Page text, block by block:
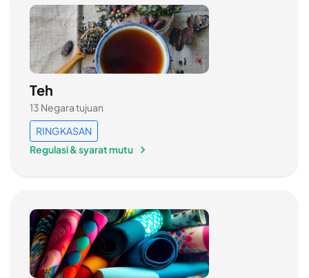
Teh
13 Negara tujuan
RINGKASAN
Regulasi & syarat mutu